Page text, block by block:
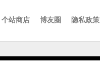
个站商店 博友圈 隐私政策